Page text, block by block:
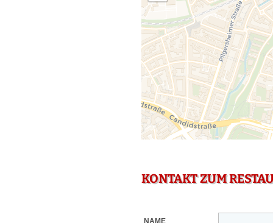
KONTAKT ZUM
NAME